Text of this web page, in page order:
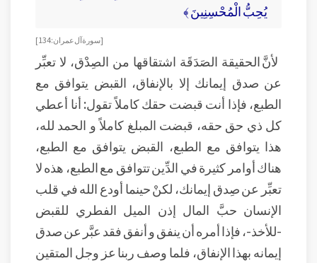
يُحِبُّ الْمُحْسِنِينَ ﴾
[ سورة آل عمران: 134]
لأنَّ الحقيقة الصَدَقَة اشتقاقها من الصِدْق، لا تعبِّر
عن صدق إيمانك إلا بالإنفاق، القبض يتوافق مع
الطبع، فإذا أنت قبضت حقك كاملاً تقول: أنا أعطي
كل ذي حق حقه، قبضت المبلغ كاملاً و الحمد لله،
هذا يتوافق مع الطبع، القبض يتوافق مع الطبع،
هناك أوامر كثيرة في الدِّين تتوافق مع الطبع، هذه لا
تعبِّر عن صِدق إيمانك، لكنْ حينما أودع الله في قلب
الإنسان حبَّ المال إذن الميل الفطري للقبض
-للأخذ-، فإذا أمره أن ينفق و أنفق فقد عبَّر عن صدق
إيمانه بهذا الإنفاق، فلما وصف ربنا عز وجل المتقين